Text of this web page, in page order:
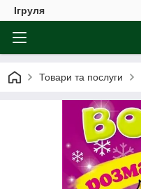
Ігруля
Товари та послуги